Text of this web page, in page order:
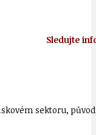
Sledujte
sektoru,